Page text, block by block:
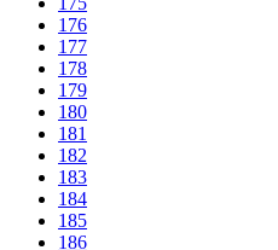
176
177
178
179
180
181
182
183
184
185
186